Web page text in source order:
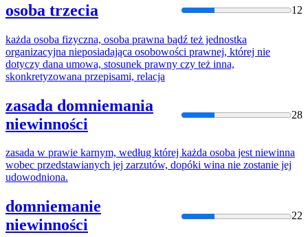
osoba trzecia 12
każda osoba fizyczna, osoba prawna bądź też jednostka
organizacyjna nieposiadająca osobowości prawnej, której nie
dotyczy dana umowa, stosunek prawny czy też inna,
skonkretyzowana przepisami, relacja
zasada domniemania
niewinności
28
zasada w prawie karnym, według której każda osoba jest niewinna
wobec przedstawianych jej zarzutów, dopóki wina nie zostanie jej
udowodniona.
domniemanie
niewinności
22